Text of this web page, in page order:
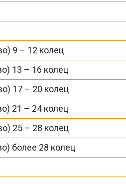
9 – 12 колец
13 – 16 колец
17 – 20 колец
21 – 24 колец
25 – 28 колец
более 28 колец